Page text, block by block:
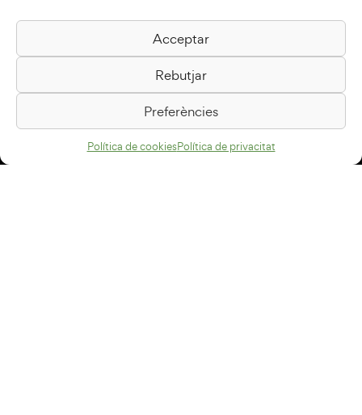
Acceptar
Rebutjar
Preferències
Política de cookiesPolítica de privacitat
Biblioteca Pilarin Bayés
Passeig de la Generalitat, 1
08500 Vic